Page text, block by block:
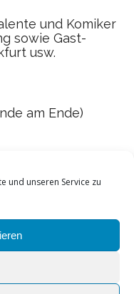
und unseren Service zu
und Komiker
sowie Gast-
usw.
am Ende)
Impressum